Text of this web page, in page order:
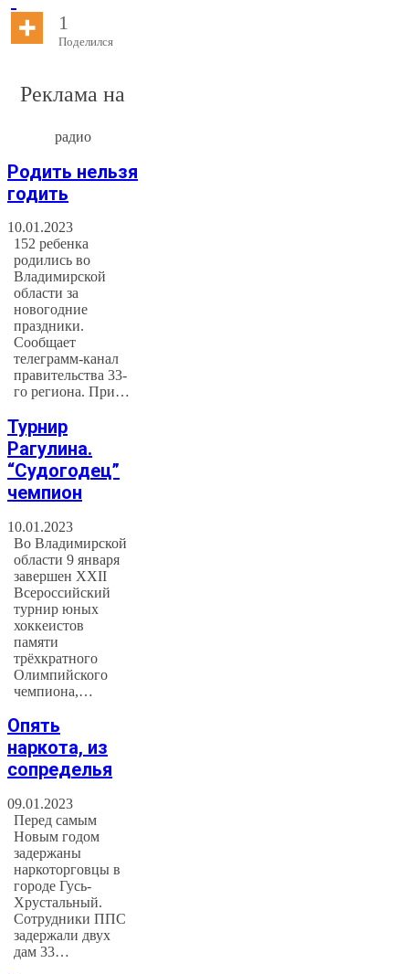
1
Поделился
Реклама на
радио
Родить нельзя
годить
10.01.2023
152 ребенка
родились во
Владимирской
области за
новогодние
праздники.
Сообщает
телеграмм-канал
правительства 33-
го региона. При…
Турнир
Рагулина.
“Судогодец”
чемпион
10.01.2023
Во Владимирской
области 9 января
завершен XXII
Всероссийский
турнир юных
хоккеистов
памяти
трёхкратного
Олимпийского
чемпиона,…
Опять
наркота, из
сопределья
09.01.2023
Перед самым
Новым годом
задержаны
наркоторговцы в
городе Гусь-
Хрустальный.
Сотрудники ППС
задержали двух
дам 33…